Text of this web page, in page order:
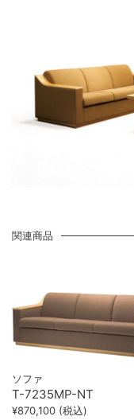
関連商品
ソファ
T-7235MP-NT
¥870,100 (税込)